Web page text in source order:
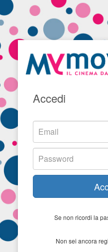
Accedi
Se non ricordi la
Non sei ancora